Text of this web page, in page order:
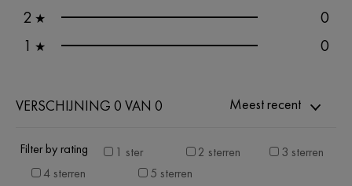
2 ★
0
1 ★ 0
VERSCHIJNING 0 VAN 0 Meest recent
Filter by rating 1 ster 2 sterren
3 sterren
4 sterren
5 sterren